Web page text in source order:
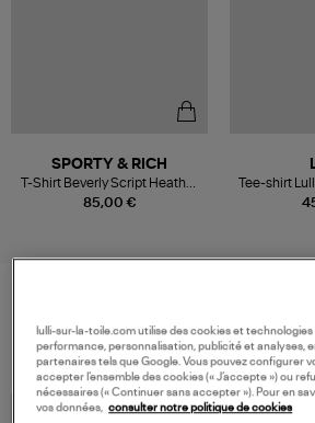
85,00 €
SPORTY & RICH
T-Shirt Beverly Script Heather
Gray
Tee-shirt
VOS DERNIERS PRODUITS VUS
lulli-sur-la-toile.com utilise des cookies et technologies
performance, personnalisation, publicité et analyses,
partenaires tels que Google. Vous pouvez configurer
accepter l’ensemble des cookies (« J’accepte ») ou
nécessaires (« Continuer sans accepter »). Pour en
vos données, consulter notre politique de cookies